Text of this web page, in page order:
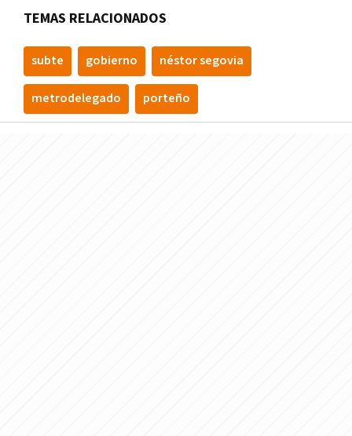
TEMAS RELACIONADOS
subte gobierno néstor segovia
metrodelegado porteño